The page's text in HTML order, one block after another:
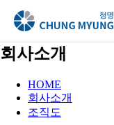
회사소개
HOME
회사소개
조직도